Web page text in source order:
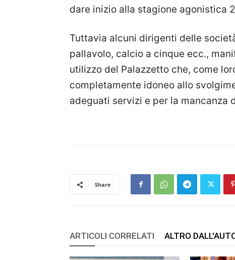
dare inizio alla stagione agonistica
Tuttavia alcuni dirigenti delle
pallavolo, calcio a cinque ecc.,
utilizzo del Palazzetto che, come
completamente idoneo allo
adeguati servizi e per la mancanza
Share
ARTICOLI CORRELATI ALTRO